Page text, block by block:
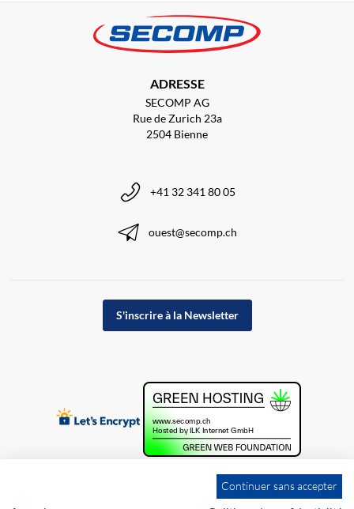
ADRESSE
SECOMP AG
Rue de Zurich 23a
2504 Bienne
+41 32 341 80 05
ouest@secomp.ch
S'inscrire à la Newsletter
Continuer sans accepter